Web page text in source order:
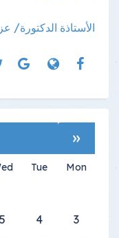
الأستاذة الدكتورة/
«
Mon
Tue
3
4
5